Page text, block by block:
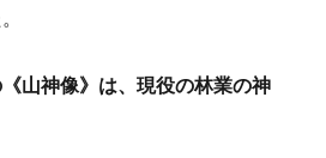
山神像》は、現役の林業の神